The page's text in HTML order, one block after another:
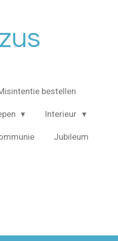
bestellen
Interieur
Jubileum